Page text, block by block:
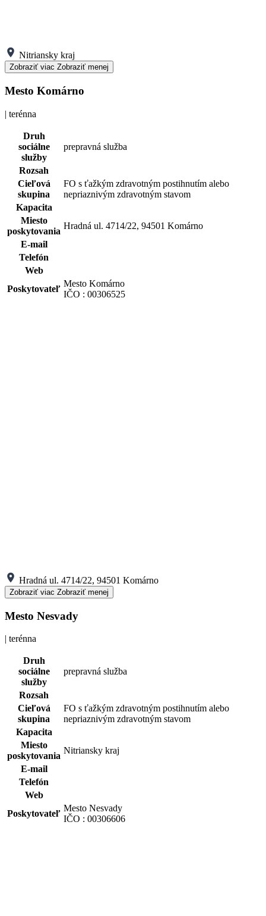
Nitriansky kraj
Zobraziť viac Zobraziť menej
Mesto Komárno
| terénna
Druh
sociálne
služby
prepravná služba
Rozsah
Cieľová
skupina
FO s ťažkým zdravotným postihnutím alebo
nepriaznivým zdravotným stavom
Kapacita
Miesto
poskytovania
Hradná ul. 4714/22, 94501 Komárno
E-mail
Telefón
Web
Poskytovateľ
Mesto Komárno
IČO : 00306525
Hradná ul. 4714/22, 94501 Komárno
Zobraziť viac Zobraziť menej
Mesto Nesvady
| terénna
Druh
sociálne
služby
prepravná služba
Rozsah
Cieľová
skupina
FO s ťažkým zdravotným postihnutím alebo
nepriaznivým zdravotným stavom
Kapacita
Miesto
poskytovania
Nitriansky kraj
E-mail
Telefón
Web
Poskytovateľ
Mesto Nesvady
IČO : 00306606